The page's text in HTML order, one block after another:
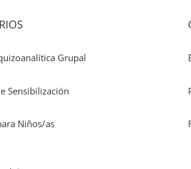
Grupal
Sensibilización
Niños/as